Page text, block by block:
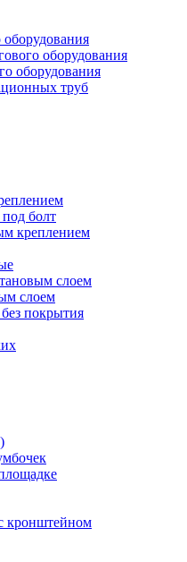
оборудования
оборудования
труб
болт
креплением
слоем
слоем
покрытия
кронштейном